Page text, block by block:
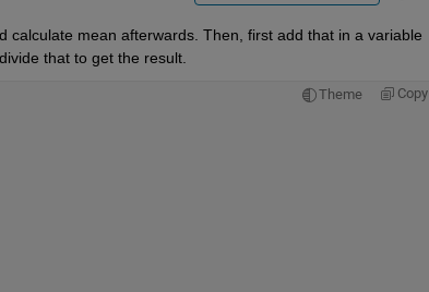
mean afterwards. Then, first add that in a variable
that to get the result.
Theme Copy